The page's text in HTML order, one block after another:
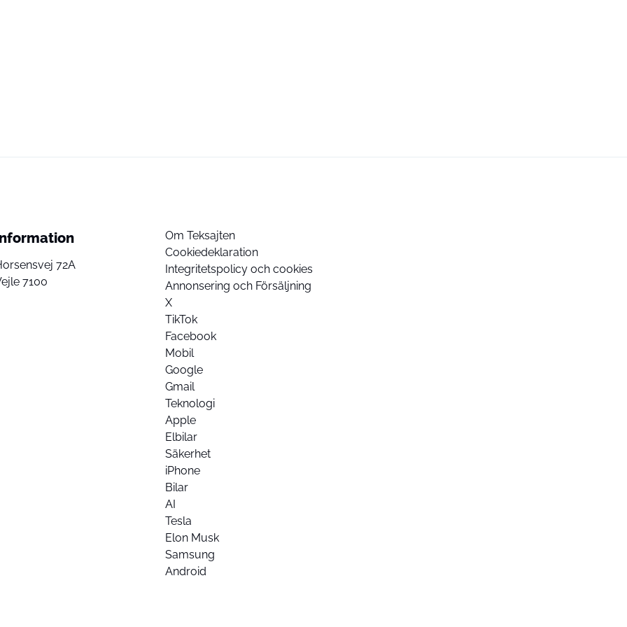
72A
7100
Om Teksajten
Cookiedeklaration
Integritetspolicy och cookies
Annonsering och Försäljning
X
TikTok
Facebook
Mobil
Google
Gmail
Teknologi
Apple
Elbilar
Säkerhet
iPhone
Bilar
AI
Tesla
Elon Musk
Samsung
Android